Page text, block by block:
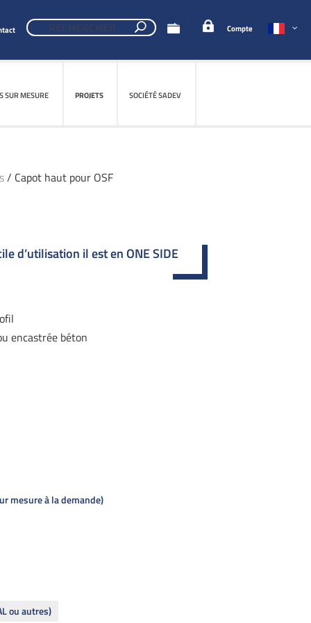
Compte
SUR MESURE PROJETS SOCIÉTÉ SADEV
SUR MESURE PROJETS SOCIÉTÉ SADEV
/ Capot haut pour OSF
d’utilisation il est en ONE SIDE
encastrée béton
mesure à la demande
ou autres)